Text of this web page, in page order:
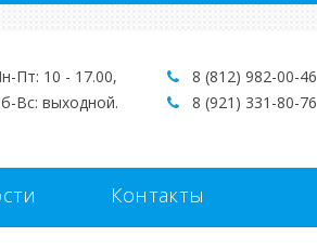
Пт: 10 - 17.00,
Вс: выходной.
8 (812) 982-00-46
8 (921) 331-80-76
Контакты